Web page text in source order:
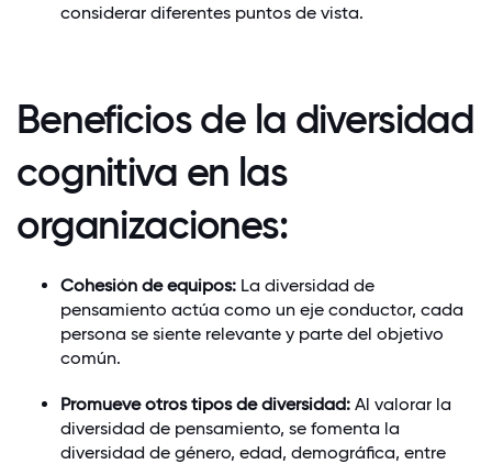
considerar diferentes puntos de vista.
Beneficios de la diversidad
cognitiva en las
organizaciones:
Cohesión de equipos: La diversidad de
pensamiento actúa como un eje conductor, cada
persona se siente relevante y parte del objetivo
común.
Promueve otros tipos de diversidad: Al valorar la
diversidad de pensamiento, se fomenta la
diversidad de género, edad, demográfica, entre